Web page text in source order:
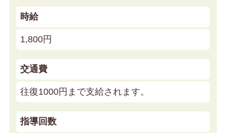
時給
1,800円
交通費
往復1000円まで支給されます。
指導回数